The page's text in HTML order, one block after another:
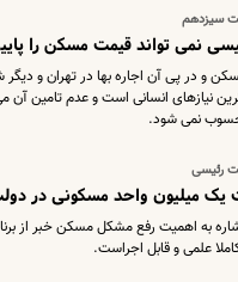
سیزدهم
نمی تواند قیمت مسکن را
و در پی آن اجاره بها در تهران و
نیازهای انسانی است و عدم تامین آن
نمی شود.
رئیسی
میلیون واحد مسکونی در
اشاره به اهمیت رفع مشکل مسکن خبر از
علمی و قابل اجراست.